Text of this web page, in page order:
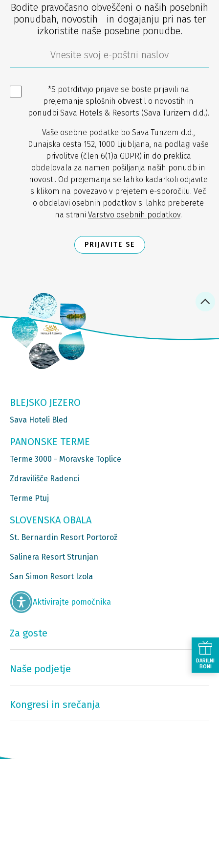
Bodite pravočasno obveščeni o naših posebnih
ponudbah, novostih in dogajanju pri nas ter
izkoristite naše posebne ponudbe.
*S potrditvijo prijave se boste prijavili na
prejemanje splošnih obvestil o novostih in
ponudbi Sava Hotels & Resorts (Sava Turizem d.d.).
Vaše osebne podatke bo Sava Turizem d.d.,
Dunajska cesta 152, 1000 Ljubljana, na podlagi vaše
privolitve (člen 6(1)a GDPR) in do preklica
obdelovala za namen pošiljanja naših ponudb in
novosti. Od prejemanja se lahko kadarkoli odjavite
s klikom na povezavo v prejetem e-sporočilu. Več
o obdelavi osebnih podatkov si lahko preberete
na strani Varstvo osebnih podatkov.
PRIJAVITE SE
BLEJSKO JEZERO
Sava Hoteli Bled
PANONSKE TERME
Terme 3000 - Moravske Toplice
Zdravilišče Radenci
Terme Ptuj
SLOVENSKA OBALA
St. Bernardin Resort Portorož
Salinera Resort Strunjan
San Simon Resort Izola
Aktivirajte pomočnika
Za goste
Naše podjetje
Kongresi in srečanja
DARILNI
BONI